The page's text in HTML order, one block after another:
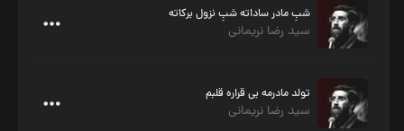
شبِ مادر ساداته شبِ نزول برکاته
سید رضا نریمانی
تولد مادرمه بی قراره قلبم
سید رضا نریمانی